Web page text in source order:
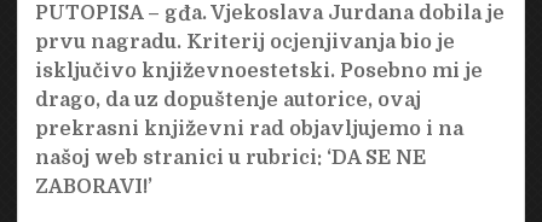
PUTOPISA – gđa. Vjekoslava Jurdanadobila je
prvu nagradu. Kriterij ocjenjivanja bio je
isključivo književnoestetski. Posebno mi je
drago, da uz dopuštenje autorice, ovaj
prekrasni književni rad objavljujemo i na
našoj web stranici u rubrici: ‘DA SE NE
ZABORAVI!’